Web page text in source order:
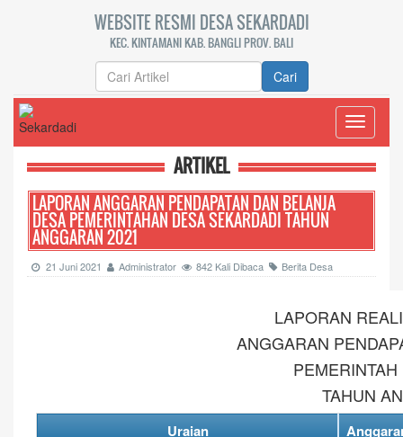
WEBSITE RESMI DESA SEKARDADI
KEC. KINTAMANI KAB. BANGLI PROV. BALI
Cari
Toggle
ARTIKEL
LAPORAN ANGGARAN PENDAPATAN DAN BELANJA
DESA PEMERINTAHAN DESA SEKARDADI TAHUN
ANGGARAN 2021
21 Juni 2021 Administrator 842 Kali Dibaca Berita Desa
LAPORAN
ANGGARAN
TAHUN
Uraian